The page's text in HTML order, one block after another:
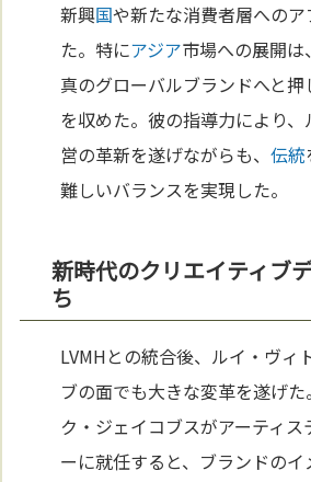
新興国や新たな消費者層への
た。特にアジア市場への展開
真のグローバルブランドへと
を収めた。彼の指導力により
営の革新を遂げながらも、伝統
難しいバランスを実現した。
新時代のクリエイティブ
ち
LVMHとの統合後、ルイ・ヴィ
ブの面でも大きな変革を遂げ
ク・ジェイコブスがアーティス
ーに就任すると、ブランドの